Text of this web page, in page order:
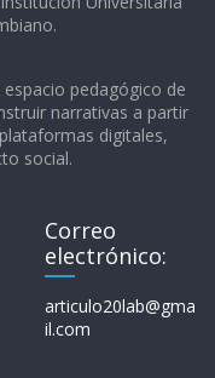
pedagógico de
narrativas a partir
digitales,
social.
Correo
electrónico:
articulo20lab@gma
il.com